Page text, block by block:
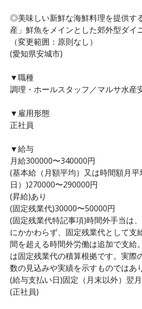
◎美味しい新鮮な海鮮料理を提供す
産」鮮魚をメインとした郊外型ダイ
（変更範囲：原則なし）
(愛知県安城市)
▼職種
調理・ホールスタッフ／マルサ水産
▼雇用形態
正社員
▼給与
月給300000〜340000円
(基本給（月額平均）又は時間額月
日）)270000〜290000円
(昇給)あり
(固定残業代)30000〜50000円
(固定残業代特記事項)時間外手当は
にかかわらず、固定残業代として支
間を超える時間外労働は追加で支給
は固定残業代の積算根拠です。実際
数の見込みや実績を示すものではあ
(給与支払い日)固定（月末以外）翌
(正社員)